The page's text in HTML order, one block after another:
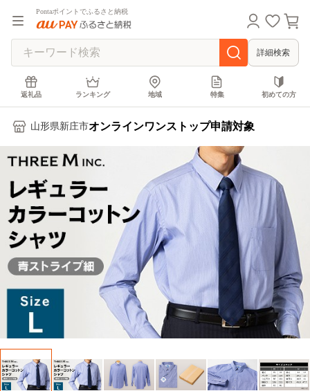
Pontaポイントでふるさと納税
詳細検索
返礼品 ランキング 地域 特集 初めての方
山形県新庄市オンラインワンストップ申請対象